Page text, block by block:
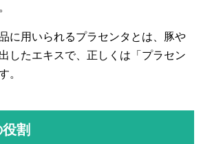
に用いられるプラセンタとは、豚や
したエキスで、正しくは「プラセン
。
割